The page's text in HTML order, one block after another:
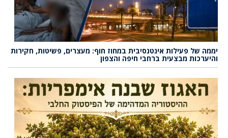
יממה של פעילות אינטנסיבית במחוז חוף: מעצרים, פשיטות, חקירות
והיערכות מבצעית ברחבי חיפה והצפון